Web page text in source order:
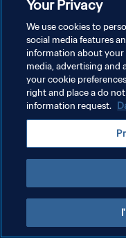
POLÍTICA DE PRIVACIDAD
TÉRMINOS DE SERVICIO
AJUSTAR LA
Copyright © 1994 - 2026 FIFA.
Your Privacy
We use cookies to
social media features
information about your
media, advertising and
your cookie
right and place a do
information request.